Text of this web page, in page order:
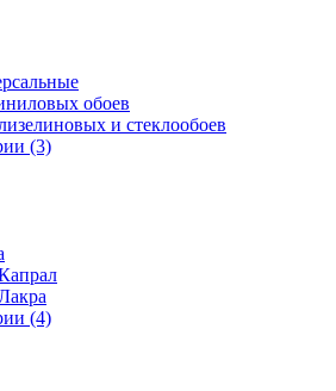
обоев
и стеклообоев
(3)
(4)